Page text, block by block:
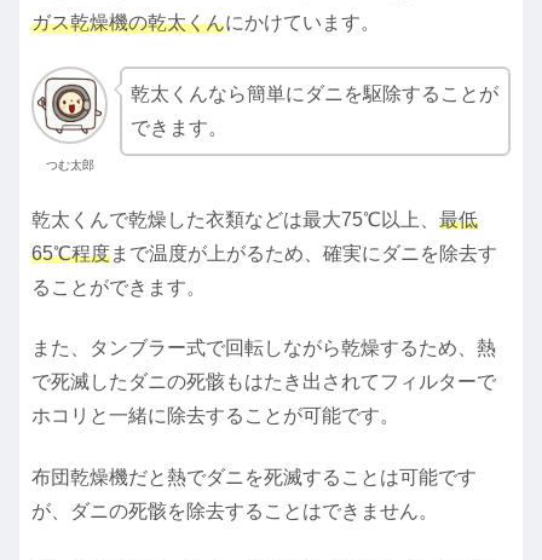
ガス乾燥機の乾太くんにかけています。
つむ太郎
乾太くんなら簡単にダニを駆除することが
できます。
乾太くんで乾燥した衣類などは最大75℃以上、 最低
65℃程度まで温度が上がるため、確実にダニを除去す
ることができます。
また、タンブラー式で回転しながら乾燥するため、熱
で死滅したダニの死骸もはたき出されてフィルターで
ホコリと一緒に除去することが可能です。
布団乾燥機だと熱でダニを死滅することは可能です
が、ダニの死骸を除去することはできません。